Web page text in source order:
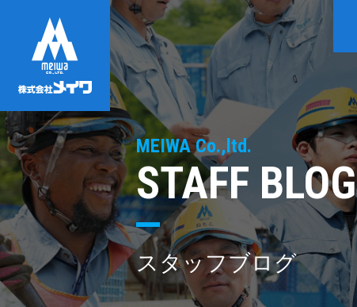
MEIWA Co.,ltd.
STAFF BLOG
スタッフブログ